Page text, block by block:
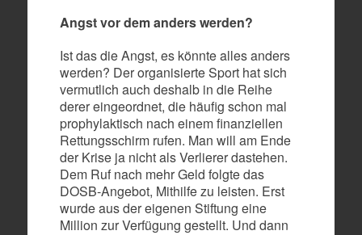
Angst vor dem anders werden?
Ist das die Angst, es könnte alles anders
werden? Der organisierte Sport hat sich
vermutlich auch deshalb in die Reihe
derer eingeordnet, die häufig schon mal
prophylaktisch nach einem finanziellen
Rettungsschirm rufen. Man will am Ende
der Krise ja nicht als Verlierer dastehen.
Dem Ruf nach mehr Geld folgte das
DOSB-Angebot, Mithilfe zu leisten. Erst
wurde aus der eigenen Stiftung eine
Million zur Verfügung gestellt. Und dann